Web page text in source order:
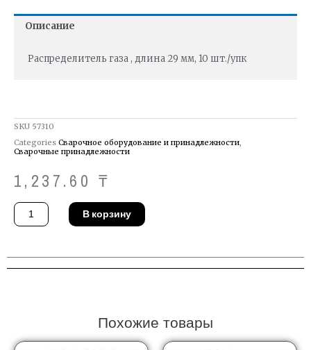
Описание
Распределитель газа , длина 29 мм, 10 шт./упк
SKU 57310
Categories Сварочное оборудование и принадлежности,
Сварочные принадлежности
1,237.60 ₸
Количество
товара
Газовый
Binzel
018.0116
В корзину
Похожие товары